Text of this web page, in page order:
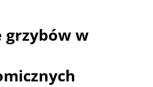
grzybów w